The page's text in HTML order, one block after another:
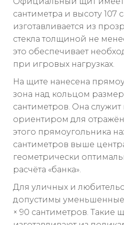
сантиметра и высоту 107
изготавливается из
стекла толщиной не
это обеспечивает
при игровых нагрузках.
На щите нанесена
зона над кольцом
сантиметров. Она
ориентиром для
этого прямоугольника
сантиметров выше
геометрически
расчёта «банка».
Для уличных и
допустимы
× 90 сантиметров. Такие